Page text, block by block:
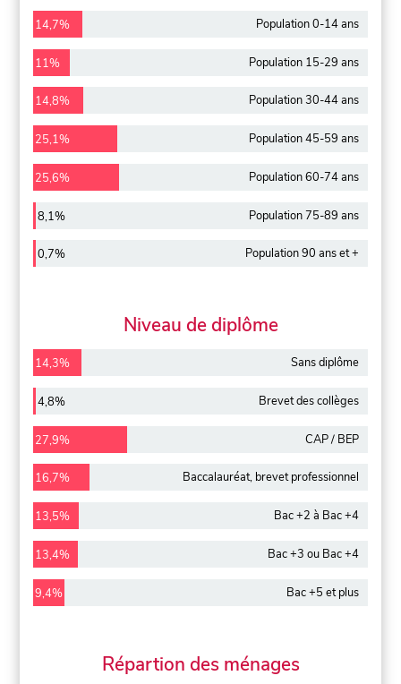
14,7% Population 0-14 ans
11% Population 15-29 ans
14,8% Population 30-44 ans
25,1% Population 45-59 ans
25,6% Population 60-74 ans
8,1% Population 75-89 ans
0,7% Population 90 ans et +
Niveau de diplôme
14,3% Sans diplôme
4,8% Brevet des collèges
27,9% CAP / BEP
16,7% Baccalauréat, brevet professionnel
13,5% Bac +2 à Bac +4
13,4% Bac +3 ou Bac +4
9,4% Bac +5 et plus
Répartion des ménages